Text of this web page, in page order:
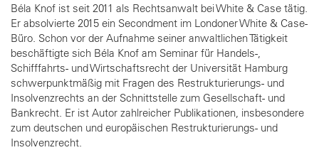
Béla Knof ist seit 2011 als Rechtsanwalt bei White & Case tätig.
Er absolvierte 2015 ein Secondment im Londoner White & Case-
Büro. Schon vor der Aufnahme seiner anwaltlichen Tätigkeit
beschäftigte sich Béla Knof am Seminar für Handels-,
Schifffahrts- und Wirtschaftsrecht der Universität Hamburg
schwerpunktmäßig mit Fragen des Restrukturierungs- und
Insolvenzrechts an der Schnittstelle zum Gesellschaft- und
Bankrecht. Er ist Autor zahlreicher Publikationen, insbesondere
zum deutschen und europäischen Restrukturierungs- und
Insolvenzrecht.